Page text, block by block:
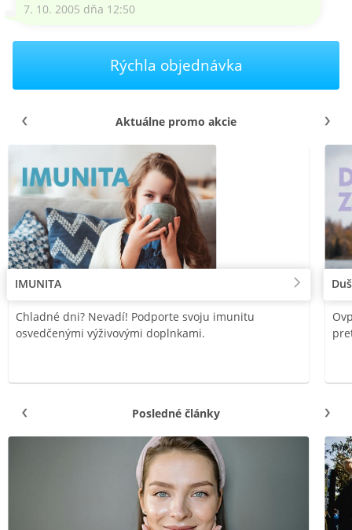
7. 10. 2005 dňa 12:50
Rýchla objednávka
Aktuálne promo akcie
IMUNITA
Chladné dni? Nevadí! Podporte svoju imunitu
osvedčenými výživovými doplnkami.
Posledné články